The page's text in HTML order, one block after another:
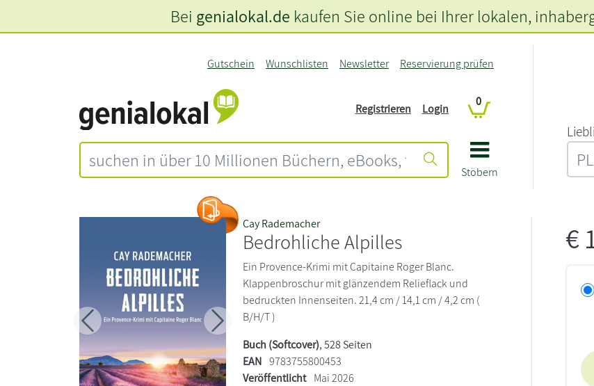
Stöbern
Gutschein Wunschlisten Newsletter Reservierung prüfen
Registrieren Login
0
Bei genialokal.de kaufen Sie online bei Ihrer lokalen,
Zurück Weiter
Cay Rademacher
Bedrohliche Alpilles
Ein Provence-Krimi mit Capitaine Roger Blanc.
Klappenbroschur mit glänzendem Relieflack und
bedruckten Innenseiten. 21,4 cm / 14,1 cm / 4,2 cm (
B/H/T )
Buch (Softcover), 528 Seiten
EAN 9783755800453
Veröffentlicht Mai 2026
€